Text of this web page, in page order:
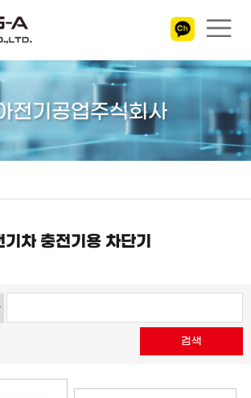
전기공업주식회사
기차 충전기용 차단기
검색